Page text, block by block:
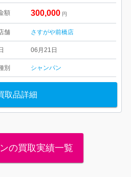
額 300,000 円
舗 さすがや前橋店
06月21日
別 シャンパン
取品詳細
の買取実績一覧